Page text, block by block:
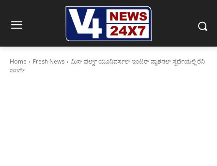
Home Fresh News
ಮಿಸ್ ವರ್ಲ್ಡ್ ಯೂನಿವರ್ಸಲ್ ಇಂಟರ್ ನ್ಯಾಶನಲ್ ಸ್ಪರ್ಧೆಯಲ್ಲಿ ರೆನಿ
ಜಾರ್ಜ್